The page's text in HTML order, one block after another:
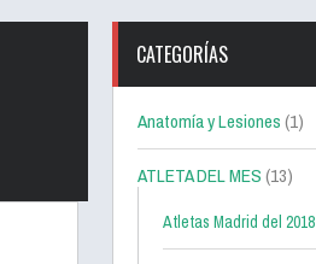
CATEGORÍAS
Anatomía y Lesiones(1)
ATLETA DEL MES(13)
Atletas Madrid del 2018